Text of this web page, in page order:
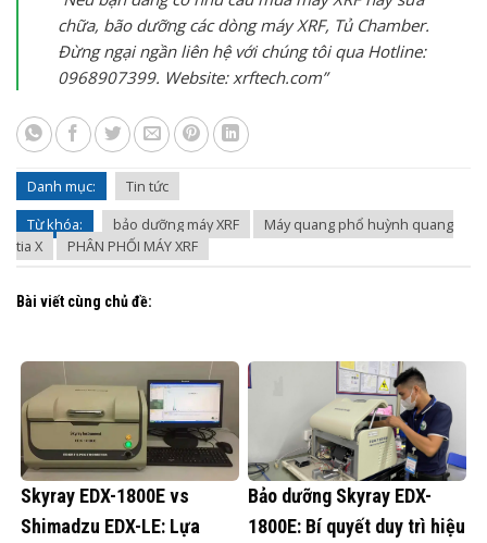
chữa, bão dưỡng các dòng máy XRF, Tủ Chamber.
Đừng ngại ngần liên hệ với chúng tôi qua Hotline:
0968907399. Website: xrftech.com”
Danh mục:
Tin tức
Từ khóa:
bảo dưỡng máy XRF
Máy quang phổ huỳnh quang
tia X
PHÂN PHỐI MÁY XRF
Bài viết cùng chủ đề:
Skyray EDX-1800E vs
Shimadzu EDX-LE: Lựa
Bảo dưỡng Skyray EDX-
1800E: Bí quyết duy trì hiệu